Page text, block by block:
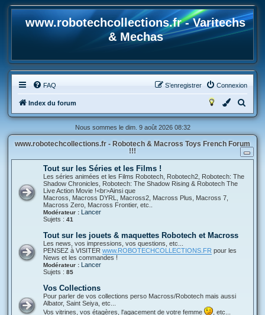
www.robotechcollections.fr - Varitechs
& Mechas
FAQ Connexion
S’enregistrer
Index du forum
e
h
e
Nous sommes le dim. 9 août 2026 08:32
www.robotechcollections.fr - Robotech & Macross Toys French Forum
!!!
Tout sur les Séries et les Films !
Les séries animées et les Films Robotech, Robotech2, Robotech: The
Shadow Chronicles, Robotech: The Shadow Rising & Robotech The
Live Action Movie !<br>Ainsi que
Macross, Macross DYRL, Macross2, Macross Plus, Macross 7,
Macross Zero, Macross Frontier, etc..
Modérateur : Lancer
Sujets : 41
Tout sur les jouets & maquettes Robotech et Macross
Les news, vos impressions, vos questions, etc...
PENSEZ à VISITER www.ROBOTECHCOLLECTIONS.FR pour les
News et les commandes !
Modérateur : Lancer
Sujets : 85
Vos Collections
Pour parler de vos collections perso Macross/Robotech mais aussi
Albator, Saint Seiya, etc...
Vos vitrines, vos étagères, l'agacement de votre femme
, etc...